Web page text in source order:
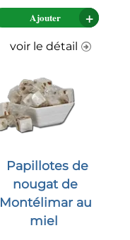
Ajouter
voir le détail
Papillotes de
nougat de
Montélimar au
miel